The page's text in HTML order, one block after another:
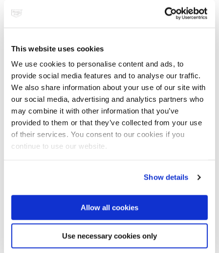
This website uses cookies
We use cookies to personalise content and ads, to
provide social media features and to analyse our traffic.
We also share information about your use of our site with
our social media, advertising and analytics partners who
may combine it with other information that you’ve
provided to them or that they’ve collected from your use
of their services. You consent to our cookies if you
continue to use our website.
Show details
Allow all cookies
Use necessary cookies only
Gefühl dazu.
Leuchter und weihnachtliche Formen aus hochwertigem Edelstahl
Rostfrei mit Qualitätssiegel übernehmen in diesen Arrangements
die Hauptrolle. Das international geschützte Markenzeichen
garantiert lange Freude an dem Weihnachtsschmuck. Ob
kunstfertig aus Draht gebogen, geschmiedet oder per Laser
geschnitten – die Auswahl ist groß und für jeden Geldbeutel
etwas Passendes dabei. So vielfältig die Techniken, so
variantenreich die Dekoration: Standfiguren, filigrane Hänger oder
Kerzenhalter aus dem rostfreien Stahl reflektieren das Licht und
lenken alle Blicke auf sich. Deckelgläser oder Vasen aus Klarglas
geben Kugeln oder kleinen Skulpturen auf Moos oder Holzblöcken
dunklem Holz schafft matt gebürsteter Edelstahl spannungsreiche
verbinden formale Einfachheit mit Tradition. Kombiniert mit Kerzen
oder Bändern in schlichtem Weiß bringen sie dezente Festlichkeit
in jeden Raum. Zweige mit roten Beeren oder Kugeln geben der
kühlen Strenge des Metalls eine nostalgische Note.